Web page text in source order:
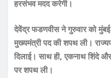
हरसंभव मदद करेगी।
देवेंद्र फडणवीस ने गुरुवार को
मुख्यमंत्री पद की शपथ ली।
दिलाई। साथ ही, एकनाथ शिंदे
पर शपथ ली।